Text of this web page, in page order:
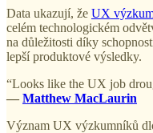
Data ukazují, že UX
celém technologickém
na důležitosti díky
lepší produktové výsledky.
“Looks like the UX job
— Matthew MacLaurin
Význam UX výzkumníků